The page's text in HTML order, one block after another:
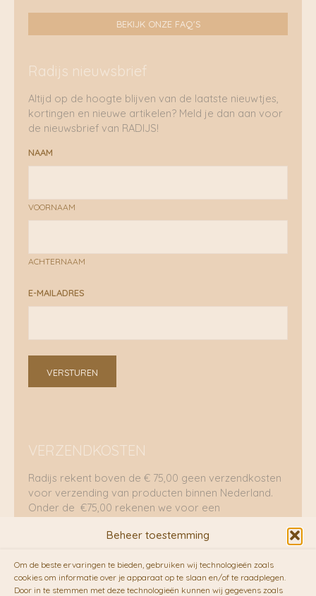
Beheer toestemming
Om de beste ervaringen te bieden, gebruiken wij technologieën zoals
cookies om informatie over je apparaat op te slaan en/of te raadplegen.
Door in te stemmen met deze technologieën kunnen wij gegevens zoals
BEKIJK ONZE FAQ'S
Radijs nieuwsbrief
Altijd op de hoogte blijven van de laatste nieuwtjes,
kortingen en nieuwe artikelen? Meld je dan aan voor
de nieuwsbrief van RADIJS!
NAAM
VOORNAAM
ACHTERNAAM
E-MAILADRES
VERSTUREN
VERZENDKOSTEN
Radijs rekent boven de € 75,00 geen verzendkosten
voor verzending van producten binnen Nederland.
Onder de €75,00 rekenen we voor een
RADIJS werkt samen met de duurzame bezorgdienst
vanFietskoeriers.nl. Pakketten (mits voorradig) voor